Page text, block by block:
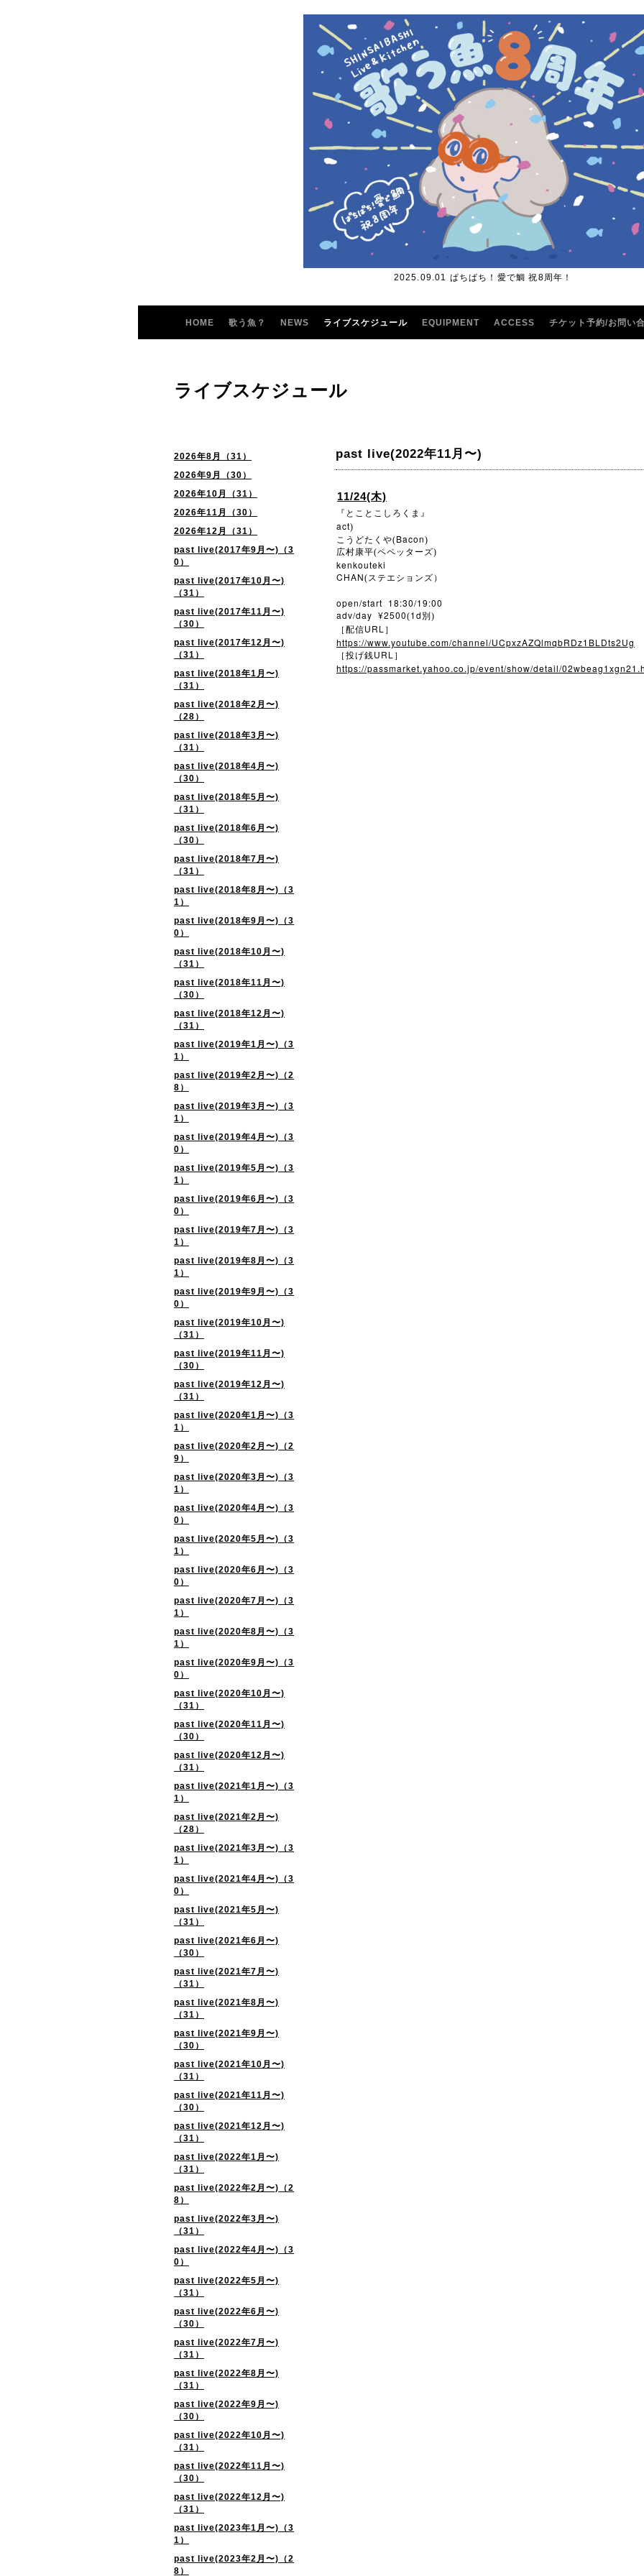
2025.09.01 ぱちぱち！愛で鯛 祝8周年！
HOME 歌う魚？ NEWS ライブスケジュール EQUIPMENT ACCESS チケット予約/お問い
2026年8月（31）
2026年9月（30）
2026年10月（31）
2026年11月（30）
2026年12月（31）
past live(2017年9月〜)（3
0）
past live(2017年10月〜)
（31）
past live(2017年11月〜)
（30）
past live(2017年12月〜)
（31）
past live(2018年1月〜)
（31）
past live(2018年2月〜)
（28）
past live(2018年3月〜)
（31）
past live(2018年4月〜)
（30）
past live(2018年5月〜)
（31）
past live(2018年6月〜)
（30）
past live(2018年7月〜)
（31）
past live(2018年8月〜)（3
1）
past live(2018年9月〜)（3
0）
past live(2018年10月〜)
（31）
past live(2018年11月〜)
（30）
past live(2018年12月〜)
（31）
past live(2019年1月〜)（3
1）
past live(2019年2月〜)（2
8）
past live(2019年3月〜)（3
1）
past live(2019年4月〜)（3
0）
past live(2019年5月〜)（3
1）
past live(2019年6月〜)（3
0）
past live(2019年7月〜)（3
1）
past live(2019年8月〜)（3
1）
past live(2019年9月〜)（3
0）
past live(2019年10月〜)
（31）
past live(2019年11月〜)
（30）
past live(2019年12月〜)
（31）
past live(2020年1月〜)（3
1）
past live(2020年2月〜)（2
9）
past live(2020年3月〜)（3
1）
past live(2020年4月〜)（3
0）
past live(2020年5月〜)（3
1）
past live(2020年6月〜)（3
0）
past live(2020年7月〜)（3
1）
past live(2020年8月〜)（3
1）
past live(2020年9月〜)（3
0）
past live(2020年10月〜)
（31）
past live(2020年11月〜)
（30）
past live(2020年12月〜)
（31）
past live(2021年1月〜)（3
1）
past live(2021年2月〜)
（28）
past live(2021年3月〜)（3
1）
past live(2021年4月〜)（3
0）
past live(2021年5月〜)
（31）
past live(2021年6月〜)
（30）
past live(2021年7月〜)
（31）
past live(2021年8月〜)
（31）
past live(2021年9月〜)
（30）
past live(2021年10月〜)
（31）
past live(2021年11月〜)
（30）
past live(2021年12月〜)
（31）
past live(2022年1月〜)
（31）
past live(2022年2月〜)（2
8）
past live(2022年3月〜)
（31）
past live(2022年4月〜)（3
0）
past live(2022年5月〜)
（31）
past live(2022年6月〜)
（30）
past live(2022年7月〜)
（31）
past live(2022年8月〜)
（31）
past live(2022年9月〜)
（30）
past live(2022年10月〜)
（31）
past live(2022年11月〜)
（30）
past live(2022年12月〜)
（31）
past live(2023年1月〜)（3
1）
past live(2023年2月〜)（2
8）
ライブスケジュール
past live(2022年11月〜)
11/24(木)
『とことこしろくま』
act)
こうどたくや(Bacon)
広村康平(ペペッターズ)
kenkouteki
CHAN(ステエションズ）
open/start 18:30/19:00
adv/day ¥2500(1d 別)
［配信URL ］
https://www.youtube.com/channel/UCpxzAZQlmqbRDz1BLDts2Ug
［投げ銭URL ］
https://passmarket.yahoo.co.jp/event/show/detail/